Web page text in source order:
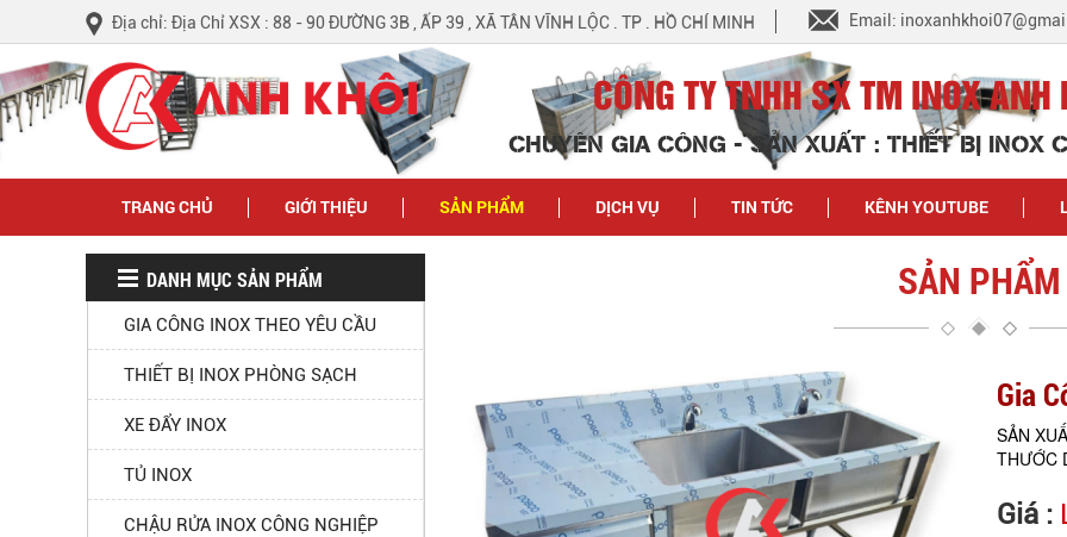
Địa chỉ: Địa Chỉ XSX : 88 - 90 ĐƯỜNG 3B , ẤP 39 , XÃ TÂN VĨNH LỘC . TP . HỒ CHÍ MINH Email:
CÔNG TY TNHH SX TM INOX ANH
CHUYÊN GIA CÔNG - SẢN XUẤT : THIẾT BỊ INOX
TRANG CHỦ GIỚI THIỆU SẢN PHẨM DỊCH VỤ TIN TỨC KÊNH YOUTUBE
DANH MỤC SẢN PHẨM
GIA CÔNG INOX THEO YÊU CẦU
THIẾT BỊ INOX PHÒNG SẠCH
XE ĐẨY INOX
TỦ INOX
CHẬU RỬA INOX CÔNG NGHIỆP
SẢN PHẨM
Gia
SẢN
THƯỚC
Giá :